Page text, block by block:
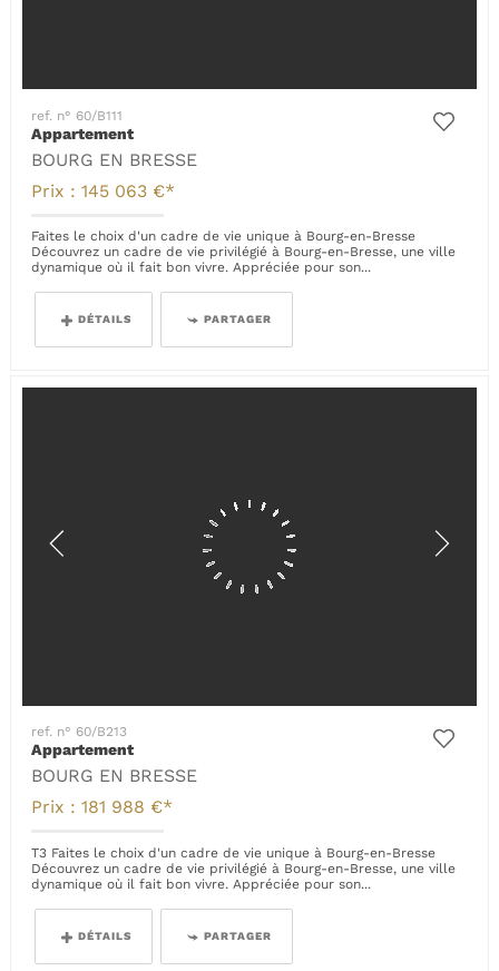
ref. n° 60/B111
Appartement
BOURG EN BRESSE
Prix : 145 063 €*
Faites le choix d'un cadre de vie unique à Bourg-en-Bresse
Découvrez un cadre de vie privilégié à Bourg-en-Bresse, une ville
dynamique où il fait bon vivre. Appréciée pour son...
DÉTAILS PARTAGER
ref. n° 60/B213
Appartement
BOURG EN BRESSE
Prix : 181 988 €*
T3 Faites le choix d'un cadre de vie unique à Bourg-en-Bresse
Découvrez un cadre de vie privilégié à Bourg-en-Bresse, une ville
dynamique où il fait bon vivre. Appréciée pour son...
DÉTAILS PARTAGER